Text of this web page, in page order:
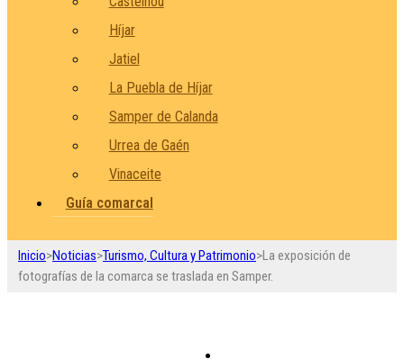
Híjar
Jatiel
La Puebla de Híjar
Samper de Calanda
Urrea de Gaén
Vinaceite
Guía comarcal
Inicio>Noticias>Turismo, Cultura y Patrimonio>La exposición de
fotografías de la comarca se traslada en Samper.